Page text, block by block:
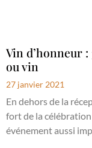
Vin d’honneur :
ou vin
27 janvier 2021
En dehors de la
fort de la célébration
événement aussi